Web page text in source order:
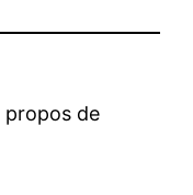
propos de